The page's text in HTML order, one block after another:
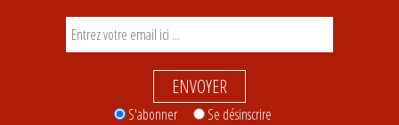
ENVOYER
S'abonner Se désinscrire